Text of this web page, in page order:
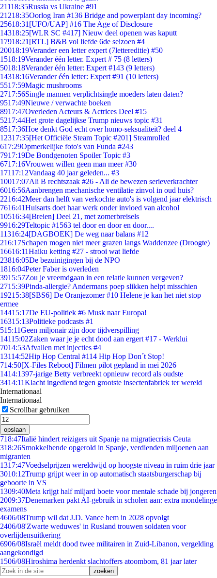
21118:35Russia vs Ukraine #91
21218:35Oorlog Iran #136 Bridge and powerplant day incoming?
25618:31 [UFO/UAP] #16 The Age of Disclosure
14318:25[WLR SC #417] Nieuw deel openen was kaputt
17918:21 [RTL] B&B vol liefde 6de seizoen #4
20018:19Verander een letter expert (7lettereditie) #50
1518:19Verander één letter. Expert # 75 (8 letters)
5018:18Verander één letter: Expert #143 (9 letters)
14318:16Verander één letter: Expert #91 (10 letters)
5517:59Magic mushrooms
2717:56Single mannen verplichtsingle moeders laten daten?
9517:49Nieuwe / verwachte boeken
8917:47Overleden Acteurs & Actrices Deel #15
5217:44Het grote dagelijkse Trump nieuws topic #31
8517:36Hoe denkt God echt over homo-seksualiteit? deel 4
12317:35[Het Officiële Steam Topic #201] Steamrolled
617:29Opmerkelijke foto's van Funda #243
7917:19De Bondgenoten Spoiler Topic #3
6717:16Vrouwen willen geen man meer #30
17117:12Vandaag 40 jaar geleden... #3
10017:07Ali B rechtszaak #26 - Ali de bewezen serieverkrachter
6016:56Aanbrengen mechanische ventilatie zinvol in oud huis?
2216:42Meer dan helft van verkochte auto's is volgend jaar elektrisch
7616:41Huisarts doet haar werk onder invloed van alcohol
10516:34[Breien] Deel 21, met zomerbreisels
9916:29Teltopic #1563 tel door en door en door....
11316:24[DAGBOEK] De weg naar balans #12
216:17Schapen mogen niet meer grazen langs Waddenzee (Droogte)
16616:11Haiku ketting #27 - strooi wat liefde
23816:05De bezuinigingen bij de NPO
1816:04Peter Faber is overleden
3915:57Zou je vreemdgaan in een relatie kunnen vergeven?
2715:39Pinda-allergie? Andermans poep slikken helpt misschien
19215:38[SBS6] De Oranjezomer #10 Helene je kan het niet stop
ermee
14415:17De EU-politiek #6 Musk naar Europa!
16315:13Politieke podcasts #1
515:11Geen miljonair zijn door tijdverspilling
14115:02Zaken waar je je echt dood aan ergert #17 - Werklui
7014:53Afvallen met injecties #4
13114:52Hip Hop Central #114 Hip Hop Don´t Stop!
714:50[X-Files Reboot] Filmen pilot gepland in mei 2026
1414:1397-jarige Betty verbreekt opnieuw record als oudste
3414:11Klacht ingediend tegen grootste insectenfabriek ter wereld
Internationaal
Internationaal
Scrollbar gebruiken
opslaan
718:47Italië hindert reizigers uit Spanje na migratiecrisis Ceuta
318:26Smokkelbende opgerold in Spanje, verdienden miljoenen aan
migranten
1317:47Voedselprijzen wereldwijd op hoogste niveau in ruim drie jaar
3010:12Trump grijpt weer in op automatisch staatsburgerschap bij
geboorte in VS
1309:40Meta krijgt half miljard boete voor mentale schade bij jongeren
2009:37Denemarken pakt AI-gebruik in scholen aan: extra mondelinge
examens
4606/08Trump wil dat J.D. Vance hem in 2028 opvolgt
2406/08'Zwarte weduwes' in Rusland trouwen soldaten voor
overlijdensuitkering
6906/08Israël meldt dood twee militairen in Zuid-Libanon, vergelding
aangekondigd
1506/08Hiroshima herdenkt slachtoffers atoombom, 81 jaar later